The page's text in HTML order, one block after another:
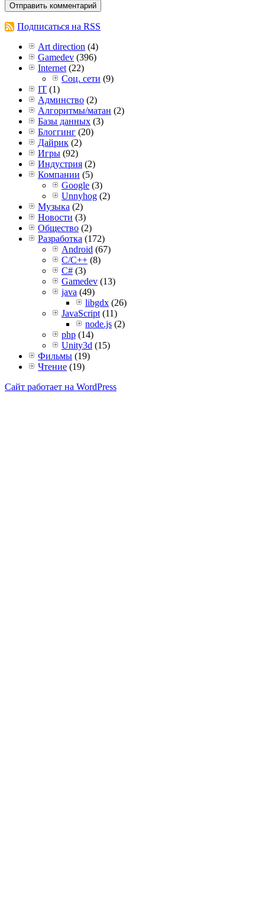
Подписаться на RSS
Art direction (4)
Gamedev (396)
Internet (22)
Соц. сети (9)
IT (1)
Админство (2)
Алгоритмы/матан (2)
Базы данных (3)
Блоггинг (20)
Дайрик (2)
Игры (92)
Индустрия (2)
Компании (5)
Google (3)
Unnyhog (2)
Музыка (2)
Новости (3)
Общество (2)
Разработка (172)
Android (67)
C/C++ (8)
C# (3)
Gamedev (13)
java (49)
libgdx (26)
JavaScript (11)
node.js (2)
php (14)
Unity3d (15)
Фильмы (19)
Чтение (19)
Сайт работает на WordPress